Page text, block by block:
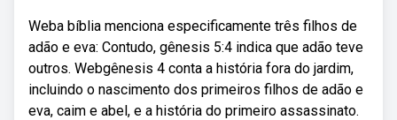
Weba bíblia menciona especificamente três filhos de
adão e eva: Contudo, gênesis 5:4 indica que adão teve
outros. Webgênesis 4 conta a história fora do jardim,
incluindo o nascimento dos primeiros filhos de adão e
eva, caim e abel, e a história do primeiro assassinato.